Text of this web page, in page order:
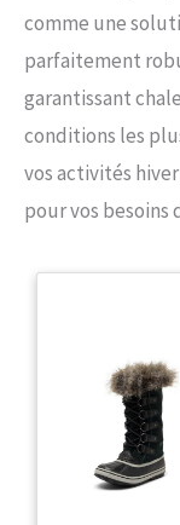
comme une
parfaitement
garantissant
conditions les
vos activités
pour vos besoins